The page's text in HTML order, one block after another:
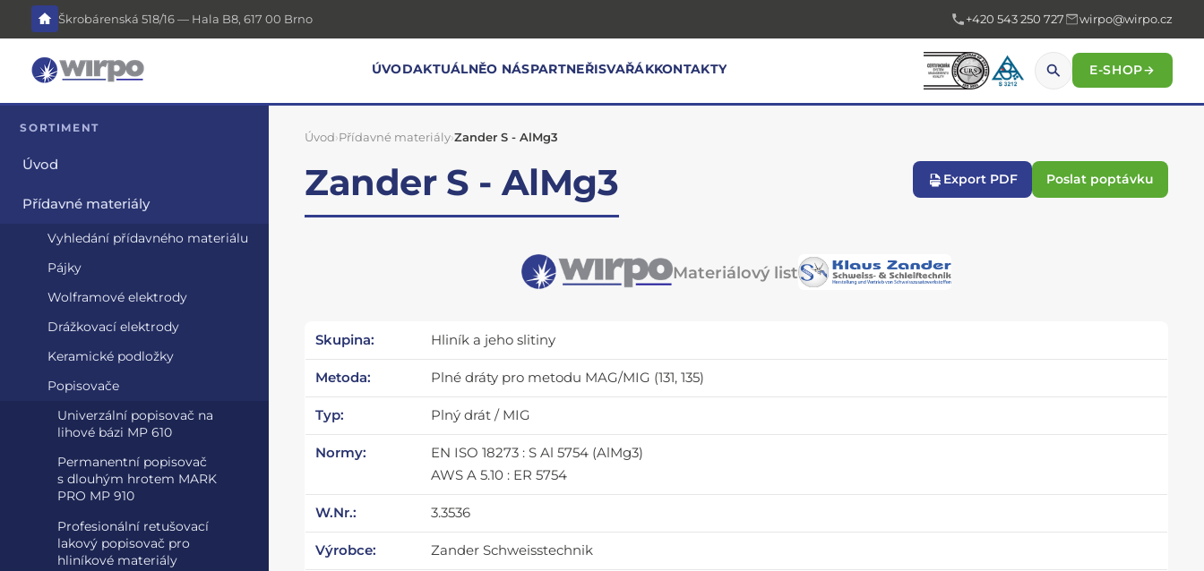
Škrobárenská 518/16 — Hala B8, 617 00 Brno +420 543 250 727 wirpo@wirpo.cz
ÚVODAKTUÁLNĚO NÁSPARTNEŘISVAŘÁKKONTAKTY E-SHOP→
SORTIMENT
Úvod
Přídavné materiály
Vyhledání přídavného materiálu
Pájky
Wolframové elektrody
Drážkovací elektrody
Keramické podložky
Popisovače
Univerzální popisovač na
lihové bázi MP 610
Permanentní popisovač
s dlouhým hrotem MARK
PRO MP 910
Profesionální retušovací
lakový popisovač pro
hliníkové materiály
Úvod›Přídavné materiály›Zander S - AlMg3
Zander S - AlMg3 Export PDF Poslat poptávku
Materiálový list
Skupina: Hliník a jeho slitiny
Metoda: Plné dráty pro metodu MAG/MIG (131, 135)
Typ: Plný drát / MIG
Normy:
EN ISO 18273 : S Al 5754 (AlMg3)
AWS A 5.10 : ER 5754
W.Nr.: 3.3536
Výrobce: Zander Schweisstechnik